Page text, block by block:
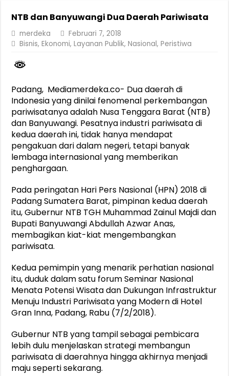
Pemprov Lampung Perkuat Pembangunan Rumah Layak Huni
Dirut Jasa Raharja Dampingi Wamenhub Tinjau Penanganan
Dirut Jasa Raharja Dampingi Wamenhub Tinjau Penanganan
Jasa Raharja Jamin Seluruh Korban Kebakaran KM Mutiara
Gubernur Mirza Ajak IAI Darul Fattah Cetak SDM Adaptif
NTB dan Banyuwangi Dua Daerah Pariwisata
merdeka
Februari 7, 2018
Bisnis,Ekonomi,Layanan Publik,Nasional,Peristiwa
Padang, Mediamerdeka.co- Dua daerah di
Indonesia yang dinilai fenomenal perkembangan
pariwisatanya adalah Nusa Tenggara Barat (NTB)
dan Banyuwangi. Pesatnya industri pariwisata di
kedua daerah ini, tidak hanya mendapat
pengakuan dari dalam negeri, tetapi banyak
lembaga internasional yang memberikan
penghargaan.
Pada peringatan Hari Pers Nasional (HPN) 2018 di
Padang Sumatera Barat, pimpinan kedua daerah
itu, Gubernur NTB TGH Muhammad Zainul Majdi dan
Bupati Banyuwangi Abdullah Azwar Anas,
membagikan kiat-kiat mengembangkan
pariwisata.
Kedua pemimpin yang menarik perhatian nasional
itu, duduk dalam satu forum Seminar Nasional
Menata Potensi Wisata dan Dukungan Infrastruktur
Menuju Industri Pariwisata yang Modern di Hotel
Gran Inna, Padang, Rabu (7/2/2018).
Gubernur NTB yang tampil sebagai pembicara
lebih dulu menjelaskan strategi membangun
pariwisata di daerahnya hingga akhirnya menjadi
maju seperti sekarang.